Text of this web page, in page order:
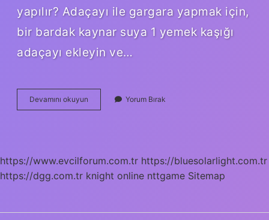
yapılır? Adaçayı ile gargara yapmak için,
bir bardak kaynar suya 1 yemek kaşığı
adaçayı ekleyin ve…
Devamını okuyun Antiseptik
Gargaralar
Yorum Bırak
https://www.evcilforum.com.tr https://bluesolarlight.com.tr
https://dgg.com.tr knight online nttgame Sitemap